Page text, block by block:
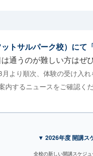
トサルパーク校）にて
通うのが難しい方はぜ
より順次、体験の受け入れ
するニュースをご確認くだ
▼ 2026年度 開講ス
全校の新しい開講スケジュ